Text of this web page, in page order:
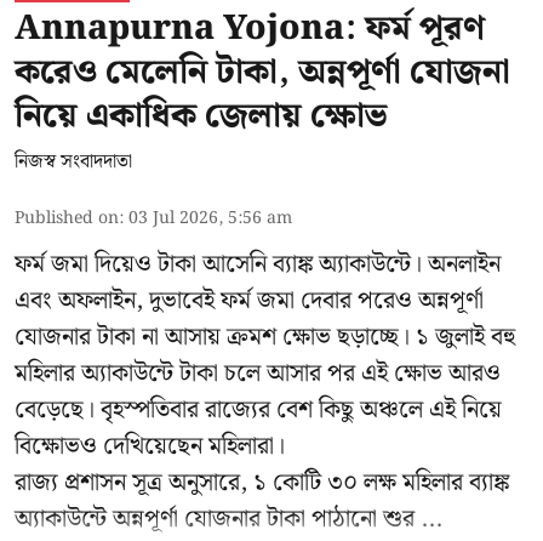
Annapurna Yojona: ফর্ম পূরণ
করেও মেলেনি টাকা, অন্নপূর্ণা যোজনা
নিয়ে একাধিক জেলায় ক্ষোভ
নিজস্ব সংবাদদাতা
Published on:03 Jul 2026, 5:56 am
ফর্ম জমা দিয়েও টাকা আসেনি ব্যাঙ্ক অ্যাকাউন্টে। অনলাইন
এবং অফলাইন, দুভাবেই ফর্ম জমা দেবার পরেও অন্নপূর্ণা
যোজনার টাকা না আসায় ক্রমশ ক্ষোভ ছড়াচ্ছে। ১ জুলাই বহু
মহিলার অ্যাকাউন্টে টাকা চলে আসার পর এই ক্ষোভ আরও
বেড়েছে। বৃহস্পতিবার রাজ্যের বেশ কিছু অঞ্চলে এই নিয়ে
বিক্ষোভও দেখিয়েছেন মহিলারা।
রাজ্য প্রশাসন সূত্র অনুসারে, ১ কোটি ৩০ লক্ষ মহিলার ব্যাঙ্ক
অ্যাকাউন্টে অন্নপূর্ণা যোজনার টাকা পাঠানো শুর ...